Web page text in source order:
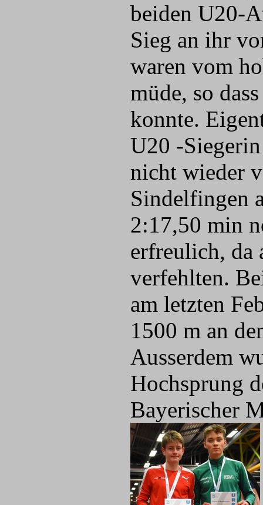
beiden U20-
Sieg an ihr
waren vom
müde, so
konnte.
U20 -
nicht wieder
Sindelfingen
2:17,50 min
erfreulich, da
verfehlten.
am letzten
1500 m an
Ausserdem
Hochsprung
Bayerischer